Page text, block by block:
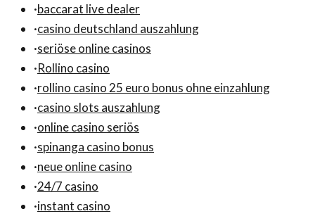
·baccarat live dealer
·casino deutschland auszahlung
·seriöse online casinos
·Rollino casino
·rollino casino 25 euro bonus ohne einzahlung
·casino slots auszahlung
·online casino seriös
·spinanga casino bonus
·neue online casino
·24/7 casino
·instant casino